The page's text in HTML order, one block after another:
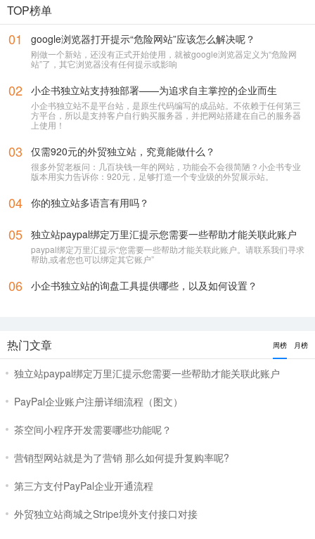
TOP榜单
01 google浏览器打开提示“危险网站”应该怎么解决呢？
刚做一个新站，还没有正式开始使用，就被google浏览器定义为“危险网
站”了，其它浏览器没有任何提示或影响
02 小企书独立站支持独部署——为追求自主掌控的企业而生
小企书独立站不是平台站，是原生代码编写的成品站。不依赖于任何第三
方平台，所以是支持客户自行购买服务器，并把网站搭建在自己的服务器
上使用！
03 仅需920元的外贸独立站，究竟能做什么？
很多外贸老板问：几百块钱一年的网站，功能会不会很简陋？小企书专业
版本用实力告诉你：920元，足够打造一个专业级的外贸展示站。
04 你的独立站多语言有用吗？
05 独立站paypal绑定万里汇提示您需要一些帮助才能关联此账户
paypal绑定万里汇提示“您需要一些帮助才能关联此账户。请联系我们寻求
帮助,或者您也可以绑定其它账户”
06 小企书独立站的询盘工具提供哪些，以及如何设置？
热门文章 周榜 月榜
独立站paypal绑定万里汇提示您需要一些帮助才能关联此账户
PayPal企业账户注册详细流程（图文）
茶空间小程序开发需要哪些功能呢？
营销型网站就是为了营销 那么如何提升复购率呢?
第三方支付PayPal企业开通流程
外贸独立站商城之Stripe境外支付接口对接